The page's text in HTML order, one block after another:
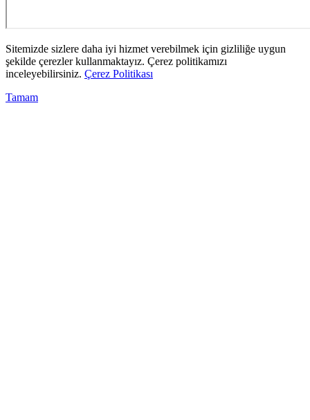
Sitemizde sizlere daha iyi hizmet verebilmek için gizliliğe uygun
şekilde çerezler kullanmaktayız. Çerez politikamızı
inceleyebilirsiniz. Çerez Politikası
Tamam